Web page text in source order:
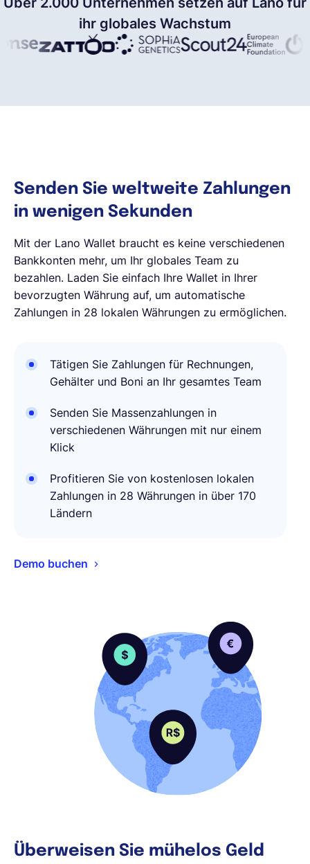
ihr globales Wachstum
Senden Sie weltweite Zahlungen
in wenigen Sekunden
Mit der Lano Wallet braucht es keine verschiedenen
Bankkonten mehr, um Ihr globales Team zu
bezahlen. Laden Sie einfach Ihre Wallet in Ihrer
bevorzugten Währung auf, um automatische
Zahlungen in 28 lokalen Währungen zu ermöglichen.
Tätigen Sie Zahlungen für Rechnungen,
Gehälter und Boni an Ihr gesamtes Team
Senden Sie Massenzahlungen in
verschiedenen Währungen mit nur einem
Klick
Profitieren Sie von kostenlosen lokalen
Zahlungen in 28 Währungen in über 170
Ländern
Demo buchen
Überweisen Sie mühelos Geld